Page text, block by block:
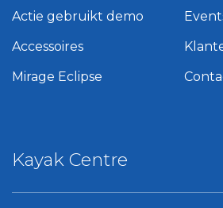
Kayak Centre
Actie gebruikt demo
Accessoires
Mirage Eclipse